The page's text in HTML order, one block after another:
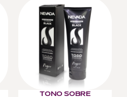
TONO SOBRE